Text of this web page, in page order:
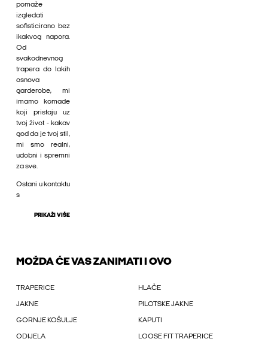
pomaže
izgledati
sofisticirano bez
ikakvog napora.
Od
svakodnevnog
trapera do lakih
osnova
garderobe, mi
imamo komade
koji pristaju uz
tvoj život - kakav
god da je tvoj stil,
mi smo realni,
udobni i spremni
za sve.
Ostani u kontaktu
s
PRIKAŽI VIŠE
MOŽDA ĆE VAS ZANIMATI I OVO
TRAPERICE HLAČE
JAKNE PILOTSKE JAKNE
GORNJE KOŠULJE KAPUTI
ODIJELA LOOSE FIT TRAPERICE